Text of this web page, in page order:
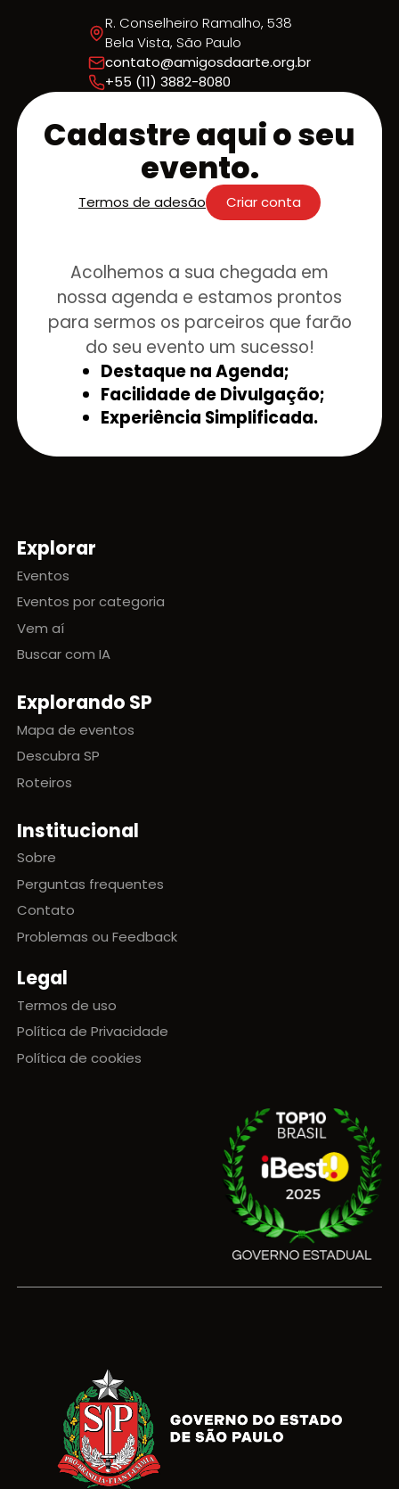
R. Conselheiro Ramalho, 538
Bela Vista, São Paulo
contato@amigosdaarte.org.br
+55 (11) 3882-8080
Cadastre aqui o seu
evento.
Termos de adesão Criar conta
Acolhemos a sua chegada em
nossa agenda e estamos prontos
para sermos os parceiros que farão
do seu evento um sucesso!
Destaque na Agenda;
Facilidade de Divulgação;
Experiência Simplificada.
Mapa do site
Explorar
Eventos
Eventos por categoria
Vem aí
Buscar com IA
Explorando SP
Mapa de eventos
Descubra SP
Roteiros
Institucional
Sobre
Perguntas frequentes
Contato
Problemas ou Feedback
Legal
Termos de uso
Política de Privacidade
Política de cookies